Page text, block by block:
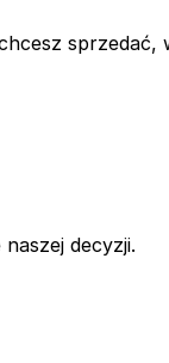
sprzedać,
decyzji.